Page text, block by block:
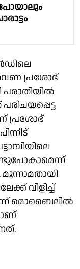
പ്രശോഭ്
പരാതിയിൽ
പ്രശോഭ്
മൂന്നാമതായി
വിളിച്ച്
മൊബൈലിൽ